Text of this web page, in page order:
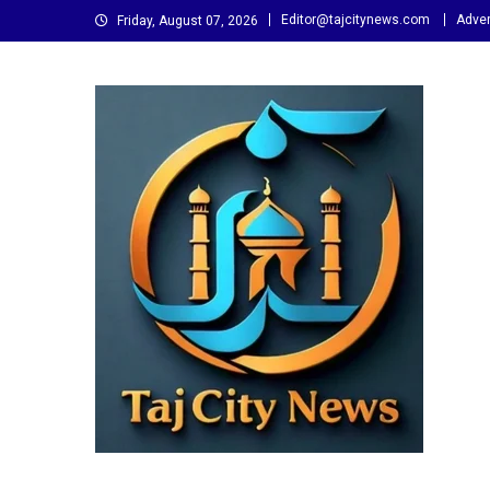
to
Friday, August 07, 2026 Editor@tajcitynews.com